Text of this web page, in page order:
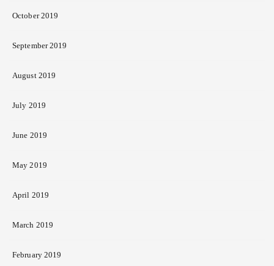
October 2019
September 2019
August 2019
July 2019
June 2019
May 2019
April 2019
March 2019
February 2019